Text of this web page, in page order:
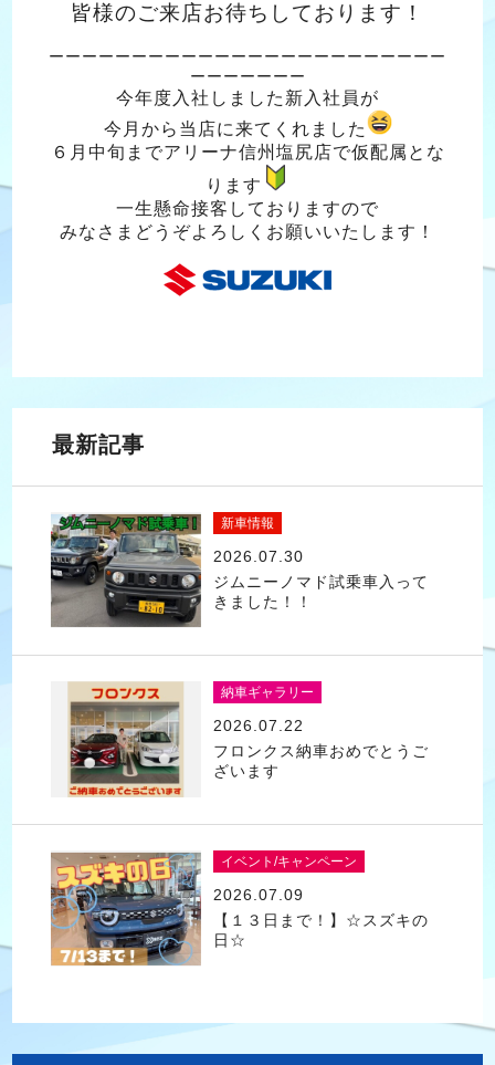
皆様のご来店お待ちしております！
ーーーーーーーーーーーーーーーーーーーーーーーー
ーーーーーーー
今年度入社しました新入社員が
今月から当店に来てくれました
６月中旬までアリーナ信州塩尻店で仮配属とな
ります
一生懸命接客しておりますので
みなさまどうぞよろしくお願いいたします！
最新記事
新車情報
2026.07.30
ジムニーノマド試乗車入って
きました！！
納車ギャラリー
2026.07.22
フロンクス納車おめでとうご
ざいます
イベント/キャンペーン
2026.07.09
【１３日まで！】☆スズキの
日☆